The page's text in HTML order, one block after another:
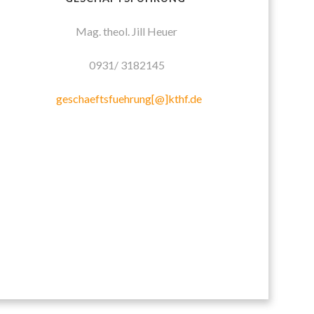
Mag. theol. Jill Heuer
0931/ 3182145
geschaeftsfuehrung[@]kthf.de